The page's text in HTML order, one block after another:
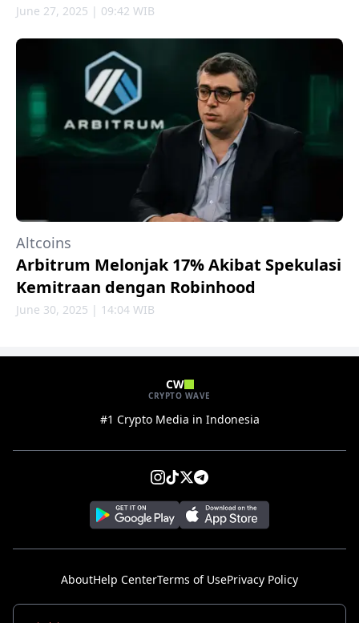
June 27, 2025 | 09:42 WIB
Altcoins
Arbitrum Melonjak 17% Akibat Spekulasi
Kemitraan dengan Robinhood
June 30, 2025 | 14:04 WIB
CW
CRYPTO WAVE
#1 Crypto Media in Indonesia
AboutHelp CenterTerms of UsePrivacy Policy